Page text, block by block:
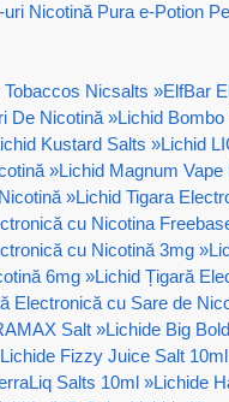
uri Nicotină Pura e-Potion
Nicsalts »ElfBar
De Nicotină »Lichid
Kustard Salts »Lichid
»Lichid Magnum Vape
»Lichid Tigara
cu Nicotina
cu Nicotină 3mg »
6mg »Lichid Țigară
Electronică cu Sare de
Salt »Lichide Big
Lichide Fizzy Juice Salt 10ml
Salts 10ml »Lichide